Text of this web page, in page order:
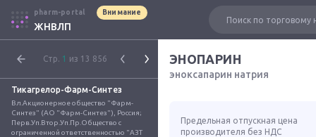
pharm-portal Внимание
ЖНВЛП
Стр. 1 из 13 856
Тикагрелор-Фарм-Синтез
Вл.Акционерное общество "Фарм-
Синтез" (АО "Фарм-Синтез"), Россия;
Перв.Уп.Втор.Уп.Пр.Общество с
ограниченной ответственностью "АЗТ
ЭНОПАРИН
эноксапарин натрия
Предельная отпускная цена
производителя без НДС